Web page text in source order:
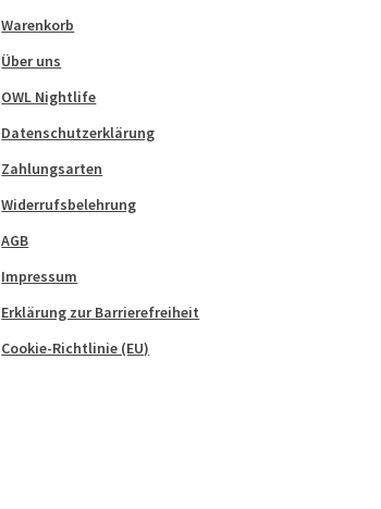
Warenkorb
Über uns
OWL Nightlife
Datenschutzerklärung
Zahlungsarten
Widerrufsbelehrung
AGB
Impressum
Erklärung zur Barrierefreiheit
Cookie-Richtlinie (EU)